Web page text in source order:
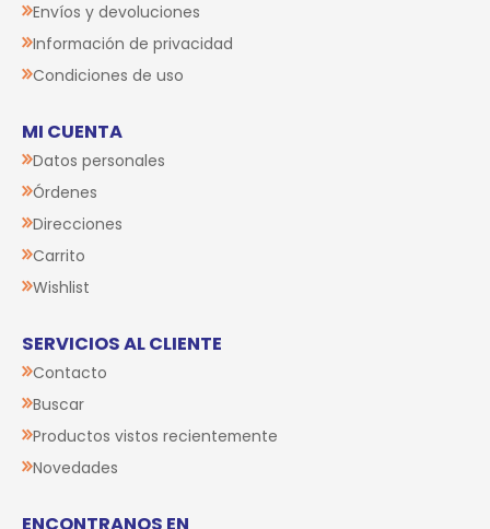
Envíos y devoluciones
Información de privacidad
Condiciones de uso
MI CUENTA
Datos personales
Órdenes
Direcciones
Carrito
Wishlist
SERVICIOS AL CLIENTE
Contacto
Buscar
Productos vistos recientemente
Novedades